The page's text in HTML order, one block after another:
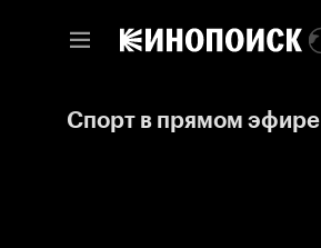
Спорт в прямом эфире